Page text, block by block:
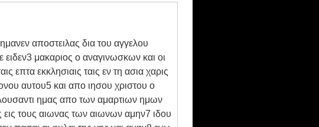
αποστειλας δια του αγγελου
μακαριος ο αναγινωσκων και οι
επτα εκκλησιαις ταις εν τη ασια χαρις
αυτου5 και απο ιησου χριστου ο
ημας απο των αμαρτιων ημων
εις τους αιωνας των αιωνων αμην7 ιδου